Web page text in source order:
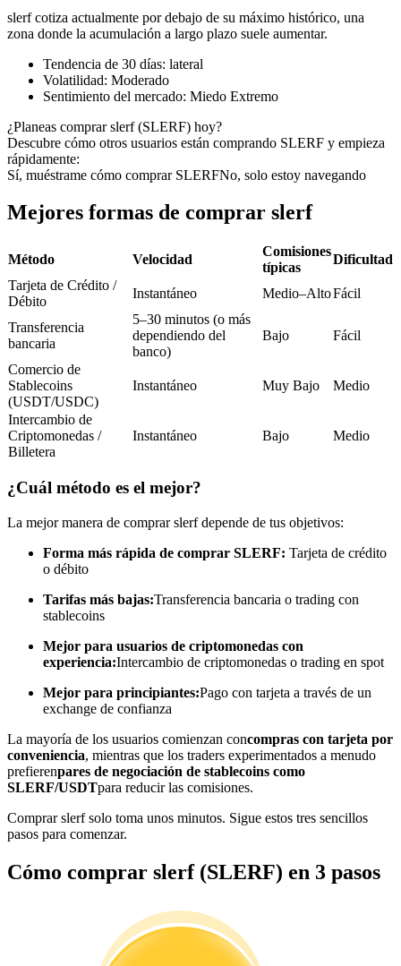
Futuros del USDC
Futuros que utilizan USDC como garantía
Únete a los mejores traders
Conviértete en un Trader de Copia
Disfruta del reparto de beneficios y comisiones de copy trading
Información
Análisis de big data que incluye información comercial, etc.
slerf cotiza actualmente por debajo de su máximo histórico, una
zona donde la acumulación a largo plazo suele aumentar.
Tendencia de 30 días: lateral
Volatilidad: Moderado
Sentimiento del mercado: Miedo Extremo
¿Planeas comprar slerf (SLERF) hoy?
Descubre cómo otros usuarios están comprando SLERF y empieza
rápidamente:
Sí, muéstrame cómo comprar SLERFNo, solo estoy navegando
Mejores formas de comprar slerf
Método Velocidad
Comisiones
típicas
Dificultad
Tarjeta de Crédito /
Débito
Instantáneo Medio–AltoFácil
Transferencia
bancaria
5–30 minutos (o más
dependiendo del
banco)
Bajo Fácil
Comercio de
Stablecoins
(USDT/USDC)
Instantáneo Muy Bajo Medio
Intercambio de
Criptomonedas /
Billetera
Instantáneo Bajo Medio
¿Cuál método es el mejor?
La mejor manera de comprar slerf depende de tus objetivos:
Forma más rápida de comprar SLERF: Tarjeta de crédito
o débito
Tarifas más bajas:Transferencia bancaria o trading con
stablecoins
Mejor para usuarios de criptomonedas con
experiencia:Intercambio de criptomonedas o trading en spot
Mejor para principiantes:Pago con tarjeta a través de un
exchange de confianza
La mayoría de los usuarios comienzan concompras con tarjeta por
conveniencia, mientras que los traders experimentados a menudo
prefierenpares de negociación de stablecoins como
SLERF/USDTpara reducir las comisiones.
Comprar slerf solo toma unos minutos. Sigue estos tres sencillos
pasos para comenzar.
Cómo comprar slerf (SLERF) en 3 pasos